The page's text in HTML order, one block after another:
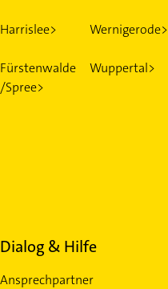
Harrislee>
Wernigerode>
Fürstenwalde
/Spree>
Wuppertal>
Dialog & Hilfe
Ansprechpartner